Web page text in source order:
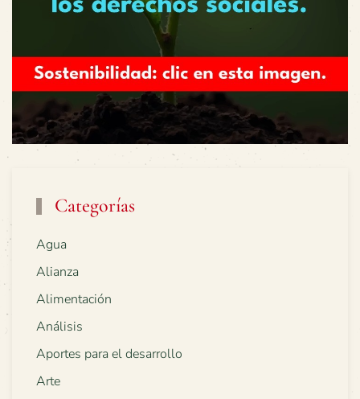
Categorías
Agua
Alianza
Alimentación
Análisis
Aportes para el desarrollo
Arte